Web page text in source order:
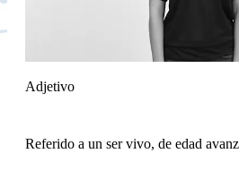
Adjetivo
Referido a un ser vivo, de edad